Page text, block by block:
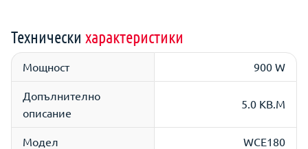
Технически характеристики
Мощност 900 W
Допълнително
описание
5.0 КВ.М
Модел WCE180